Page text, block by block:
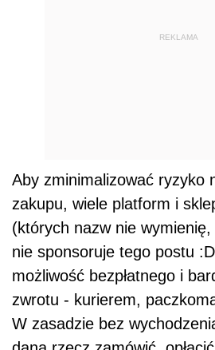
REKLAMA
Aby zminimalizować ryzyko
zakupu, wiele platform i
(których nazw nie
nie sponsoruje tego postu
możliwość bezpłatnego i
zwrotu - kurierem,
W zasadzie bez